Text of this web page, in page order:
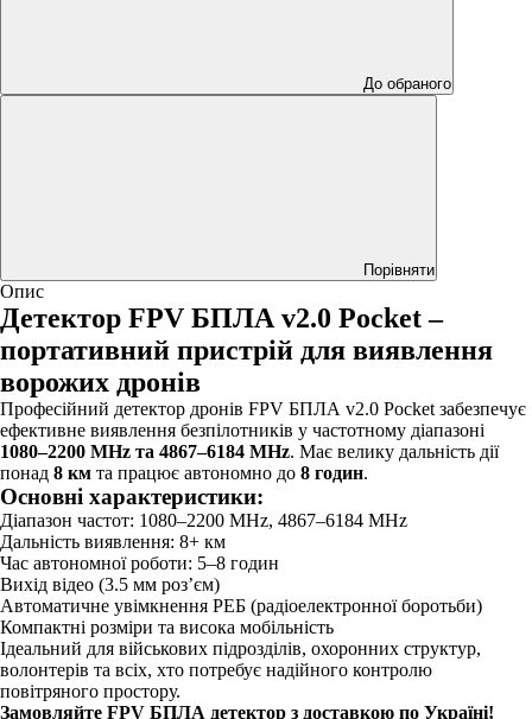
До обраного
Порівняти
Опис
Детектор FPV БПЛА v2.0 Pocket –
портативний пристрій для виявлення
ворожих дронів
Професійний детектор дронів FPV БПЛА v2.0 Pocket забезпечує
ефективне виявлення безпілотників у частотному діапазоні
1080–2200 MHz та 4867–6184 MHz. Має велику дальність дії
понад 8 км та працює автономно до 8 годин.
Основні характеристики:
Діапазон частот: 1080–2200 MHz, 4867–6184 MHz
Дальність виявлення: 8+ км
Час автономної роботи: 5–8 годин
Вихід відео (3.5 мм роз’єм)
Автоматичне увімкнення РЕБ (радіоелектронної боротьби)
Компактні розміри та висока мобільність
Ідеальний для військових підрозділів, охоронних структур,
волонтерів та всіх, хто потребує надійного контролю
повітряного простору.
Замовляйте FPV БПЛА детектор з доставкою по Україні!